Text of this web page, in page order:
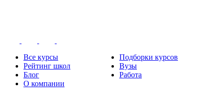
Все курсы
Подборки курсов
Рейтинг школ
Вузы
Блог
Работа
О компании